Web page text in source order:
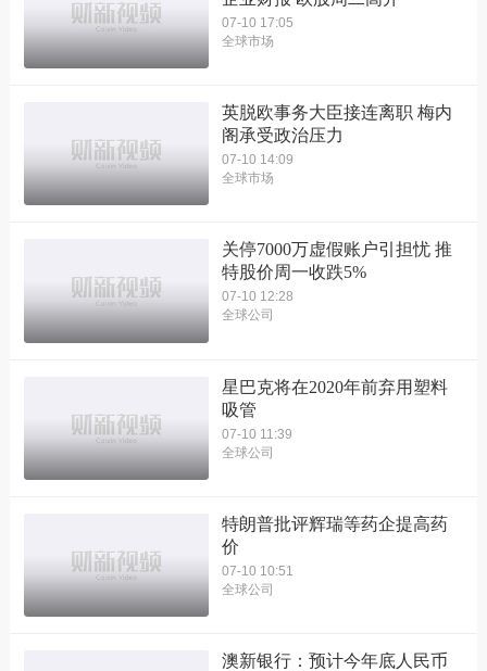
07-10 17:05
全球市场
英脱欧事务大臣接连离职 梅内
阁承受政治压力
07-10 14:09
全球市场
关停7000万虚假账户引担忧 推
特股价周一收跌5%
07-10 12:28
全球公司
星巴克将在2020年前弃用塑料
吸管
07-10 11:39
全球公司
特朗普批评辉瑞等药企提高药
价
07-10 10:51
全球公司
澳新银行：预计今年底人民币